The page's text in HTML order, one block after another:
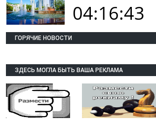
04:16:44
ГОРЯЧИЕ НОВОСТИ
ЗДЕСЬ МОГЛА БЫТЬ ВАША РЕКЛАМА